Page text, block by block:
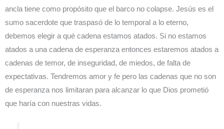
ancla tiene como propósito que el barco no colapse. Jesús es el
sumo sacerdote que traspasó de lo temporal a lo eterno,
debemos elegir a qué cadena estamos atados. Si no estamos
atados a una cadena de esperanza entonces estaremos atados a
cadenas de temor, de inseguridad, de miedos, de falta de
expectativas. Tendremos amor y fe pero las cadenas que no son
de esperanza nos limitaran para alcanzar lo que Dios prometió
que haría con nuestras vidas.